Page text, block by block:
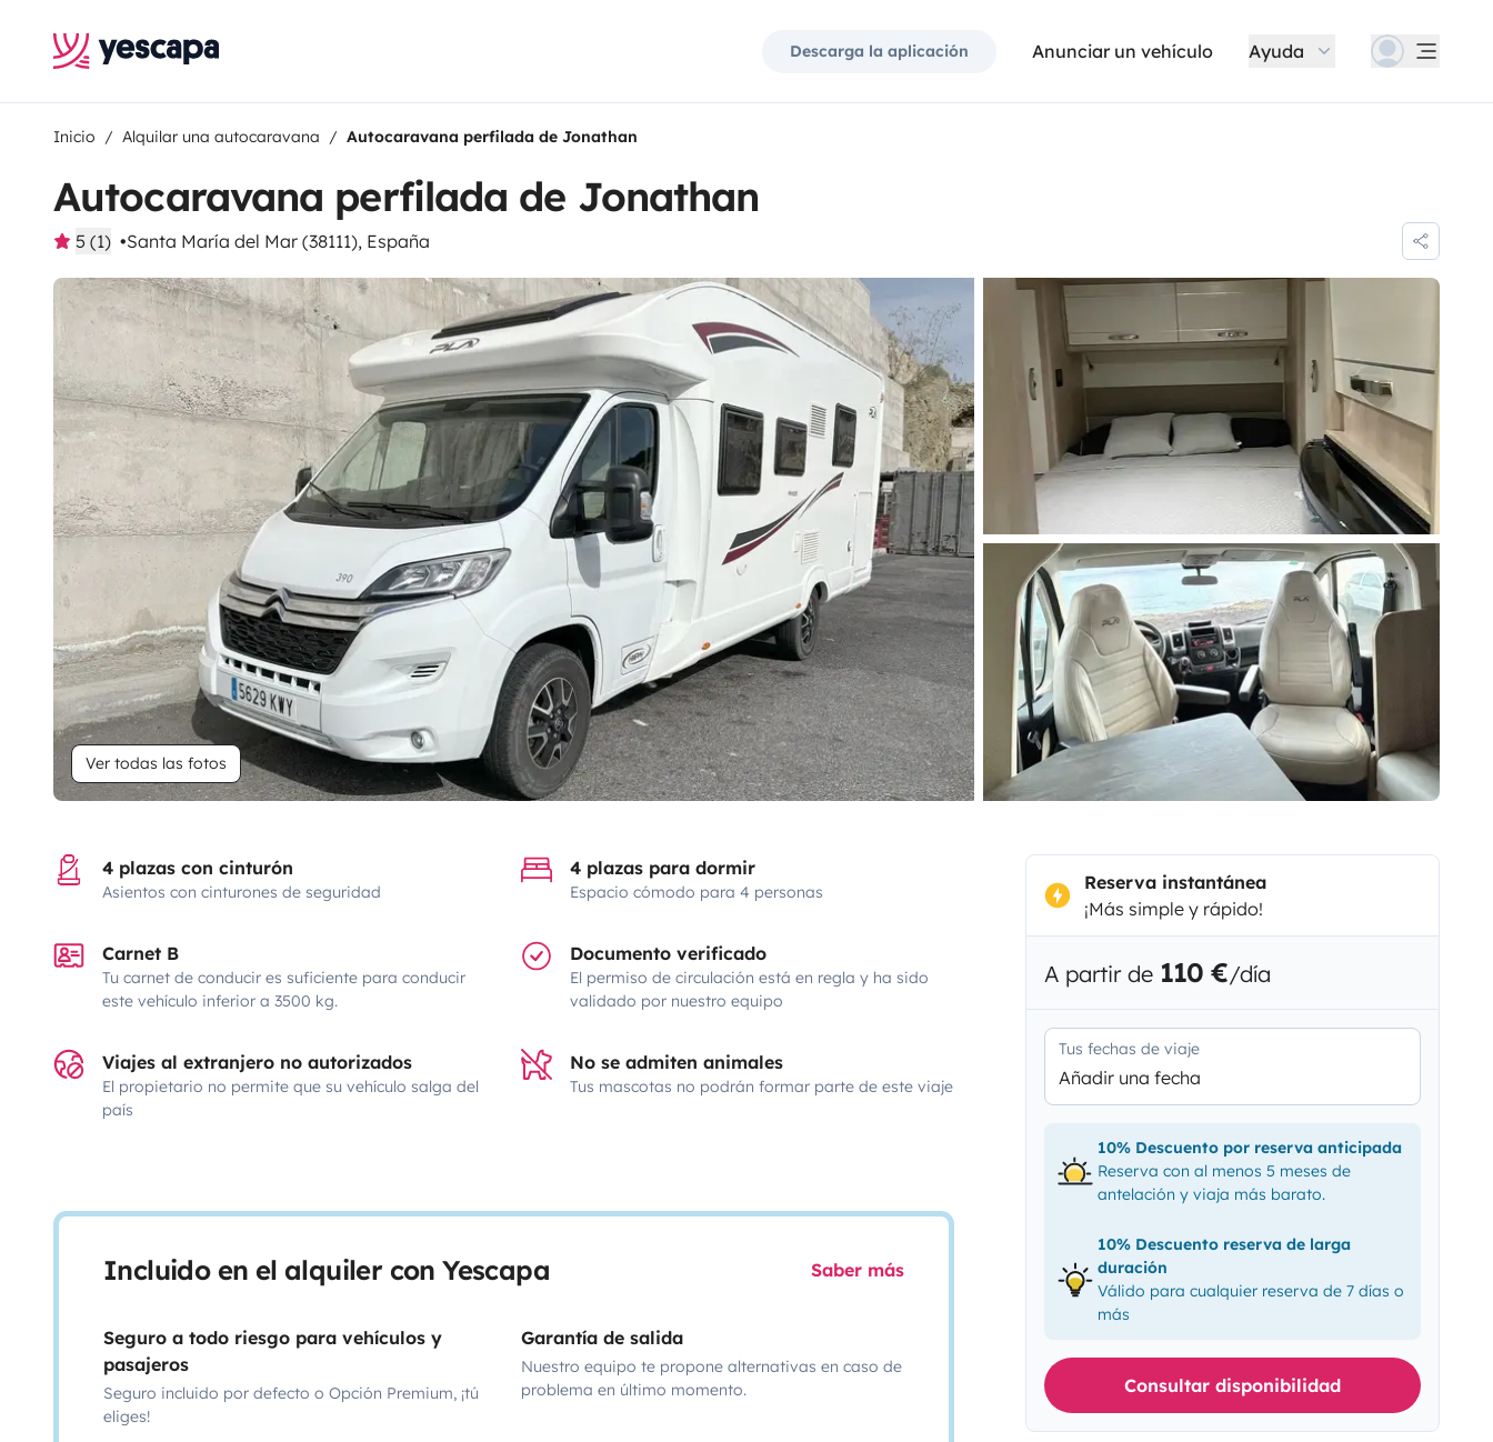
Descarga la aplicación Anunciar un vehículo Ayuda
Inicio Alquilar una autocaravana Autocaravana perfilada de Jonathan
Autocaravana perfilada de Jonathan
5 (1) Santa María del Mar (38111), España
Ver todas las fotos
4 plazas con cinturón
Asientos con cinturones de seguridad
4 plazas para dormir
Espacio cómodo para 4 personas
Carnet B
Tu carnet de conducir es suficiente para conducir
este vehículo inferior a 3500 kg.
Documento verificado
El permiso de circulación está en regla y ha sido
validado por nuestro equipo
Viajes al extranjero no autorizados
El propietario no permite que su vehículo salga del
país
No se admiten animales
Tus mascotas no podrán formar parte de este viaje
Incluido en el alquiler con Yescapa Saber más
Seguro a todo riesgo para vehículos y
pasajeros
Seguro incluido por defecto o Opción Premium, ¡tú
eliges!
Garantía de salida
Nuestro equipo te propone alternativas en caso de
problema en último momento.
Reserva instantánea
¡Más simple y rápido!
A partir de 110 €/día
Tus fechas de viaje
Añadir una fecha
10% Descuento por reserva anticipada
Reserva con al menos 5 meses de
antelación y viaja más barato.
10% Descuento reserva de larga
duración
Válido para cualquier reserva de 7 días o
más
Consultar disponibilidad